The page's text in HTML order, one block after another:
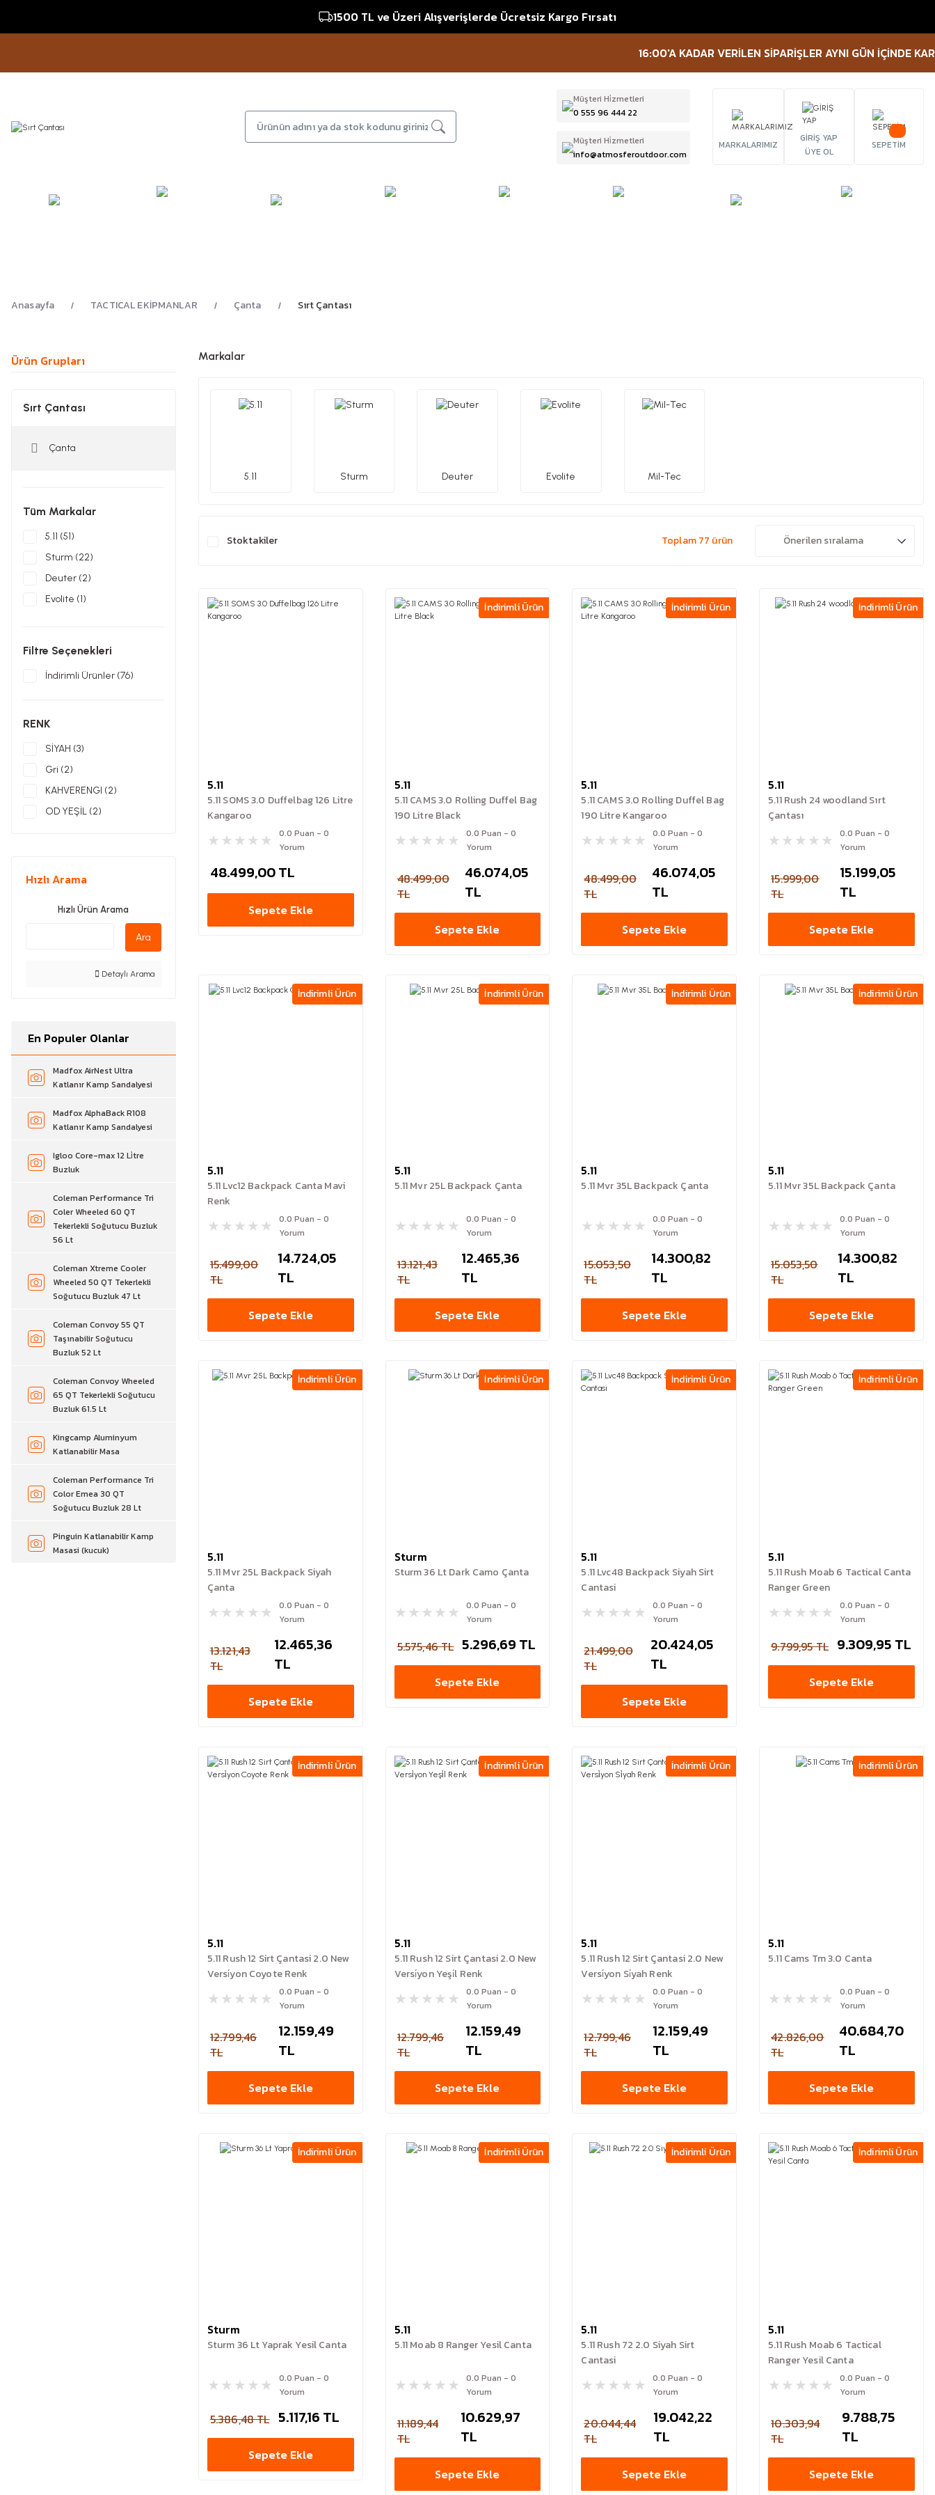
1500 TL ve Üzeri Alışverişlerde Ücretsiz Kargo Fırsatı
16:00'A KADAR VERİLEN SİPARİŞLER AYNI GÜN İÇİNDE KARGOYA
Müşteri Hi̇zmetleri
0 555 96 444 22
Müşteri Hi̇zmetleri
info@atmosferoutdoor.com
MARKALARIMIZ
GİRİŞ YAP
ÜYE OL
SEPETİM
Anasayfa TACTICAL EKİPMANLAR Çanta Sırt Çantası
Ürün Grupları
Sırt Çantası
Çanta
Tüm Markalar
5.11 (51)
Sturm (22)
Deuter (2)
Evolite (1)
Filtre Seçenekleri
İndirimli Ürünler (76)
RENK
SİYAH (3)
Gri (2)
KAHVERENGI (2)
OD YEŞİL (2)
Yeşil (2)
KOYU GRİ (1)
Hızlı Arama
Hızlı Ürün Arama
Ara
Detaylı Arama
En Populer Olanlar
Madfox AirNest Ultra
Katlanır Kamp Sandalyesi
Madfox AlphaBack R108
Katlanır Kamp Sandalyesi
Igloo Core-max 12 Li̇tre
Buzluk
Coleman Performance Tri
Coler Wheeled 60 QT
Tekerlekli Soğutucu Buzluk
56 Lt
Coleman Xtreme Cooler
Wheeled 50 QT Tekerlekli
Soğutucu Buzluk 47 Lt
Coleman Convoy 55 QT
Taşınabilir Soğutucu
Buzluk 52 Lt
Coleman Convoy Wheeled
65 QT Tekerlekli Soğutucu
Buzluk 61.5 Lt
Kingcamp Aluminyum
Katlanabilir Masa
Coleman Performance Tri
Color Emea 30 QT
Soğutucu Buzluk 28 Lt
Pinguin Katlanabilir Kamp
Masasi (kucuk)
Markalar
5.11 Sturm Deuter Evolite Mil-Tec
Stoktakiler Toplam 77 ürün
5.11
5.11 SOMS 3.0 Duffelbag 126 Litre
Kangaroo
0.0 Puan - 0
Yorum
48.499,00 TL
Sepete Ekle
İndirimli Ürün
5.11
5.11 CAMS 3.0 Rolling Duffel Bag
190 Litre Black
0.0 Puan - 0
Yorum
48.499,00
TL
46.074,05
TL
Sepete Ekle
İndirimli Ürün
5.11
5.11 CAMS 3.0 Rolling Duffel Bag
190 Litre Kangaroo
0.0 Puan - 0
Yorum
48.499,00
TL
46.074,05
TL
Sepete Ekle
İndirimli Ürün
5.11
5.11 Rush 24 woodland Sırt
Çantası
0.0 Puan - 0
Yorum
15.999,00
TL
15.199,05
TL
Sepete Ekle
İndirimli Ürün
5.11
5.11 Lvc12 Backpack Canta Mavi
Renk
0.0 Puan - 0
Yorum
15.499,00
TL
14.724,05
TL
Sepete Ekle
İndirimli Ürün
5.11
5.11 Mvr 25L Backpack Çanta
0.0 Puan - 0
Yorum
13.121,43
TL
12.465,36
TL
Sepete Ekle
İndirimli Ürün
5.11
5.11 Mvr 35L Backpack Çanta
0.0 Puan - 0
Yorum
15.053,50
TL
14.300,82
TL
Sepete Ekle
İndirimli Ürün
5.11
5.11 Mvr 35L Backpack Çanta
0.0 Puan - 0
Yorum
15.053,50
TL
14.300,82
TL
Sepete Ekle
İndirimli Ürün
5.11
5.11 Mvr 25L Backpack Siyah
Çanta
0.0 Puan - 0
Yorum
13.121,43
TL
12.465,36
TL
Sepete Ekle
İndirimli Ürün
Sturm
Sturm 36 Lt Dark Camo Çanta
0.0 Puan - 0
Yorum
5.575,46 TL 5.296,69 TL
Sepete Ekle
İndirimli Ürün
5.11
5.11 Lvc48 Backpack Siyah Sirt
Cantasi
0.0 Puan - 0
Yorum
21.499,00
TL
20.424,05
TL
Sepete Ekle
İndirimli Ürün
5.11
5.11 Rush Moab 6 Tactical Canta
Ranger Green
0.0 Puan - 0
Yorum
9.799,95 TL 9.309,95 TL
Sepete Ekle
İndirimli Ürün
5.11
5.11 Rush 12 Sirt Çantasi 2.0 New
Versi̇yon Coyote Renk
0.0 Puan - 0
Yorum
12.799,46
TL
12.159,49
TL
Sepete Ekle
İndirimli Ürün
5.11
5.11 Rush 12 Sirt Çantasi 2.0 New
Versi̇yon Yeşi̇l Renk
0.0 Puan - 0
Yorum
12.799,46
TL
12.159,49
TL
Sepete Ekle
İndirimli Ürün
5.11
5.11 Rush 12 Sirt Çantasi 2.0 New
Versi̇yon Si̇yah Renk
0.0 Puan - 0
Yorum
12.799,46
TL
12.159,49
TL
Sepete Ekle
İndirimli Ürün
5.11
5.11 Cams Tm 3.0 Canta
0.0 Puan - 0
Yorum
42.826,00
TL
40.684,70
TL
Sepete Ekle
İndirimli Ürün
Sturm
Sturm 36 Lt Yaprak Yesil Canta
0.0 Puan - 0
Yorum
5.386,48 TL 5.117,16 TL
Sepete Ekle
İndirimli Ürün
5.11
5.11 Moab 8 Ranger Yesil Canta
0.0 Puan - 0
Yorum
11.189,44
TL
10.629,97
TL
Sepete Ekle
İndirimli Ürün
5.11
5.11 Rush 72 2.0 Siyah Sirt
Cantasi
0.0 Puan - 0
Yorum
20.044,44
TL
19.042,22
TL
Sepete Ekle
İndirimli Ürün
5.11
5.11 Rush Moab 6 Tactical
Ranger Yesil Canta
0.0 Puan - 0
Yorum
10.303,94
TL
9.788,75
TL
Sepete Ekle